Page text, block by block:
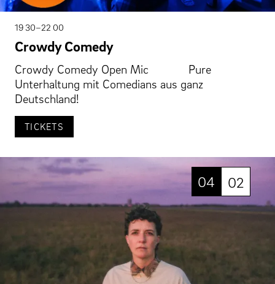
19 30–22 00
Crowdy Comedy
Crowdy Comedy Open Mic Pure
Unterhaltung mit Comedians aus ganz
Deutschland!
TICKETS
04 02